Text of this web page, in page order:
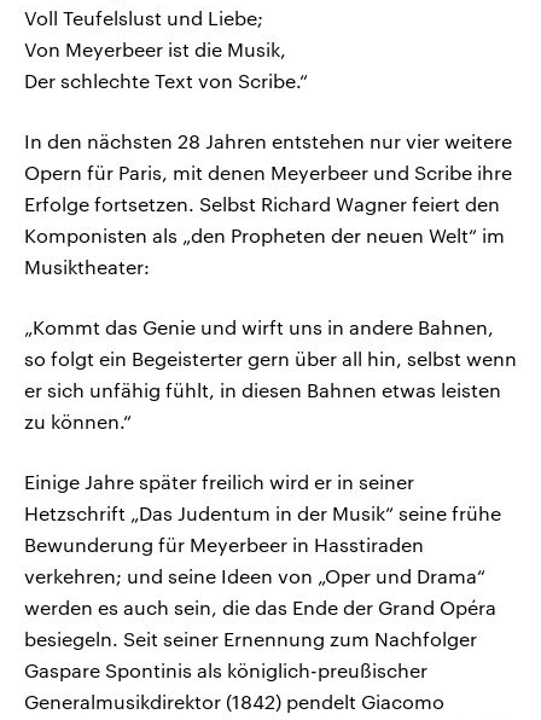
Voll Teufelslust und Liebe;
Von Meyerbeer ist die Musik,
Der schlechte Text von Scribe.“
In den nächsten 28 Jahren entstehen nur vier weitere
Opern für Paris, mit denen Meyerbeer und Scribe ihre
Erfolge fortsetzen. Selbst Richard Wagner feiert den
Komponisten als „den Propheten der neuen Welt“ im
Musiktheater:
„Kommt das Genie und wirft uns in andere Bahnen,
so folgt ein Begeisterter gern über all hin, selbst wenn
er sich unfähig fühlt, in diesen Bahnen etwas leisten
zu können.“
Einige Jahre später freilich wird er in seiner
Hetzschrift „Das Judentum in der Musik“ seine frühe
Bewunderung für Meyerbeer in Hasstiraden
verkehren; und seine Ideen von „Oper und Drama“
werden es auch sein, die das Ende der Grand Opéra
besiegeln. Seit seiner Ernennung zum Nachfolger
Gaspare Spontinis als königlich-preußischer
Generalmusikdirektor (1842) pendelt Giacomo